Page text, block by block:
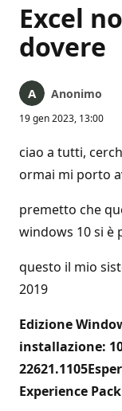
Excel
dovere
Anonimo
19 gen 2023, 13:00
ciao a tutti,
ormai mi porto
premetto che
windows 10 si è
questo il mio
2019
Edizione
installazione:
Experience